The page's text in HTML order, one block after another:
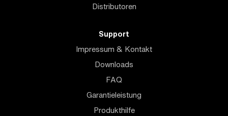
Distributoren
Support
Impressum & Kontakt
Downloads
FAQ
Garantieleistung
Produkthilfe